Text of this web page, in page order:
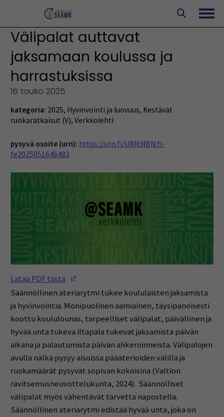
Välipalat auttavat
jaksamaan koulussa ja
harrastuksissa
16 touko 2025
kategoria: 2025, Hyvinvointi ja luovuus, Kestävät
ruokaratkaisut (V), Verkkolehti
pysyvä osoite (urn): https://urn.fi/URN:NBN:fi-
fe2025051646483
Lataa PDF tästä
Säännöllinen ateriarytmi tukee koululaisten jaksamista
ja hyvinvointia. Monipuolinen aamiainen, täysipanoisesti
koottu koululounas, tarpeelliset välipalat, päivällinen ja
hyvää unta tukeva iltapala tukevat jaksamista päivän
aikana ja palautumista päivän ahkeroinneista. Välipalojen
avulla nälkä pysyy aisoissa pääaterioiden välillä ja
ruokamäärät pysyvät sopivan kokoisina (Valtion
ravitsemusneuvottelukunta, 2024). Säännölliset
välipalat myös vähentävät tarvetta napostella.
Säännöllinen ateriarytmi edistää hyvää unta, joka on